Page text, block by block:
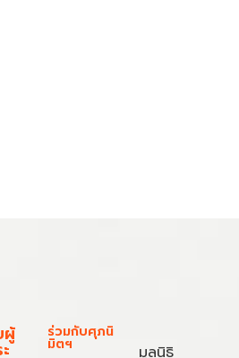
ผู้ ร่วมกับศุภนิ
มิตฯ
มูลนิธิ